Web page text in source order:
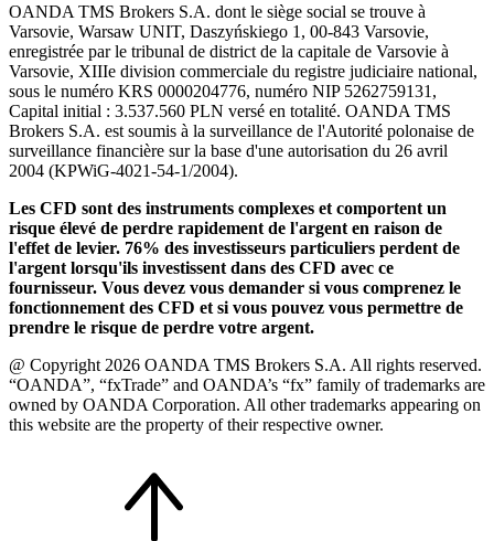
OANDA TMS Brokers S.A. dont le siège social se trouve à
Varsovie, Warsaw UNIT, Daszyńskiego 1, 00-843 Varsovie,
enregistrée par le tribunal de district de la capitale de Varsovie à
Varsovie, XIIIe division commerciale du registre judiciaire national,
sous le numéro KRS 0000204776, numéro NIP 5262759131,
Capital initial : 3.537.560 PLN versé en totalité. OANDA TMS
Brokers S.A. est soumis à la surveillance de l'Autorité polonaise de
surveillance financière sur la base d'une autorisation du 26 avril
2004 (KPWiG-4021-54-1/2004).
Les CFD sont des instruments complexes et comportent un
risque élevé de perdre rapidement de l'argent en raison de
l'effet de levier. 76% des investisseurs particuliers perdent de
l'argent lorsqu'ils investissent dans des CFD avec ce
fournisseur. Vous devez vous demander si vous comprenez le
fonctionnement des CFD et si vous pouvez vous permettre de
prendre le risque de perdre votre argent.
@ Copyright 2026 OANDA TMS Brokers S.A. All rights reserved.
“OANDA”, “fxTrade” and OANDA’s “fx” family of trademarks are
owned by OANDA Corporation. All other trademarks appearing on
this website are the property of their respective owner.